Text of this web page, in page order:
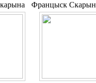
Францыск